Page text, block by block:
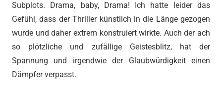
Subplots. Drama, baby, Drama! Ich hatte leider das
Gefühl, dass der Thriller künstlich in die Länge gezogen
wurde und daher extrem konstruiert wirkte. Auch der ach
so plötzliche und zufällige Geistesblitz, hat der
Spannung und irgendwie der Glaubwürdigkeit einen
Dämpfer verpasst.